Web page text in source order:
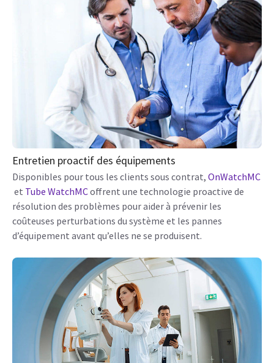
Entretien proactif des équipements
Disponibles pour tous les clients sous contrat, OnWatchMC
et Tube WatchMCoffrent une technologie proactive de
résolution des problèmes pour aider à prévenir les
coûteuses perturbations du système et les pannes
d’équipement avant qu’elles ne se produisent.